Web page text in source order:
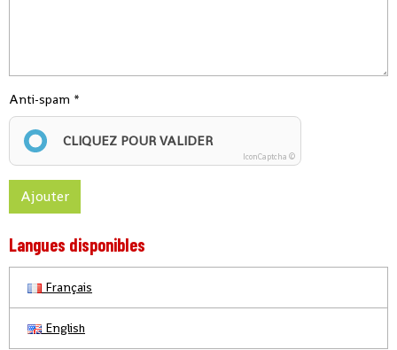
Anti-spam
CLIQUEZ POUR VALIDER
IconCaptcha ©
Ajouter
Langues disponibles
Français
English